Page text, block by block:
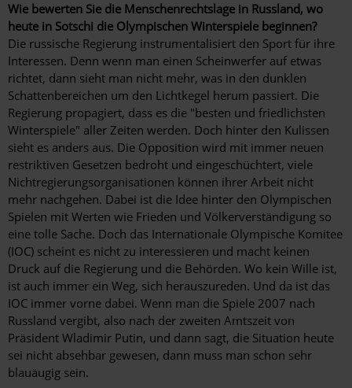
Wie bewerten Sie die Menschenrechtslage in Russland, wo
heute in Sotschi die Olympischen Winterspiele beginnen?
Die russische Regierung instrumentalisiert den Sport für ihre
Interessen. Denn wenn man einen Scheinwerfer auf etwas
richtet, dann sieht man nicht mehr, was in den dunklen
Schattenbereichen um den Lichtkegel herum passiert. Die
Regierung propagiert, dass es die "besten und friedlichsten
Winterspiele" aller Zeiten werden. Doch hinter den Kulissen
sieht es anders aus. Die Opposition wird mit immer neuen
restriktiven Gesetzen bedroht und eingeschüchtert, viele
Nichtregierungsorganisationen können ihrer Arbeit nicht
mehr nachgehen. Dabei ist die Idee hinter den Olympischen
Spielen mit Werten wie Frieden und Völkerverständigung so
eine tolle Sache. Doch das Internationale Olympische Komitee
(IOC) scheint es nicht zu interessieren und macht keinen
Druck auf die Regierung und die Behörden. Wo kein Wille ist,
ist auch immer ein Weg, sich herauszureden. Und da ist das
IOC immer vorne dabei. Wenn man die Spiele 2007 nach
Russland vergibt, also nach der zweiten Amtszeit von
Präsident Wladimir Putin, und dann sagt, die Situation heute
sei nicht absehbar gewesen, dann muss man schon sehr
blauäugig sein.